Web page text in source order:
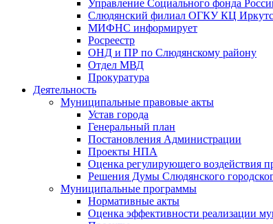
Управление Социального фонда
Слюдянский филиал ОГКУ КЦ
МИФНС информирует
Росреестр
ОНД и ПР по Слюдянскому району
Отдел МВД
Прокуратура
Деятельность
Муниципальные правовые акты
Устав города
Генеральный план
Постановления Администрации
Проекты НПА
Оценка регулирующего воздействия
Решения Думы Слюдянского
Муниципальные программы
Нормативные акты
Оценка эффективности реализации